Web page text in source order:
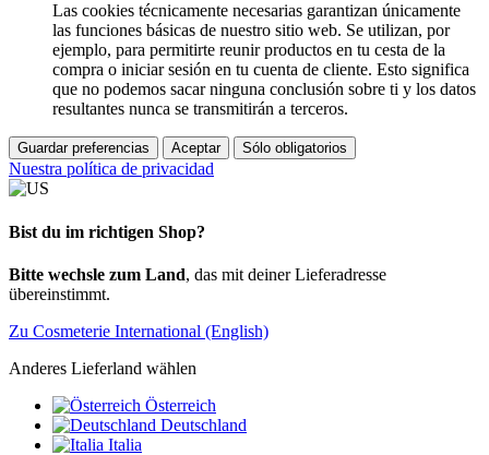
Las cookies técnicamente necesarias garantizan únicamente
las funciones básicas de nuestro sitio web. Se utilizan, por
ejemplo, para permitirte reunir productos en tu cesta de la
compra o iniciar sesión en tu cuenta de cliente. Esto significa
que no podemos sacar ninguna conclusión sobre ti y los datos
resultantes nunca se transmitirán a terceros.
Guardar preferencias Aceptar Sólo obligatorios
Nuestra política de privacidad
Bist du im richtigen Shop?
Bitte wechsle zum Land, das mit deiner Lieferadresse
übereinstimmt.
Zu Cosmeterie International (English)
Anderes Lieferland wählen
Österreich
Deutschland
Italia